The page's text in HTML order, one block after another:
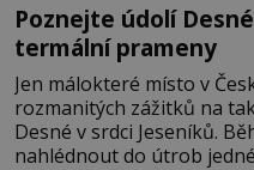
Poznejte údolí
termální prameny
Jen málokteré místo v
rozmanitých zážitků na
Desné v srdci Jeseníků.
nahlédnout do útrob